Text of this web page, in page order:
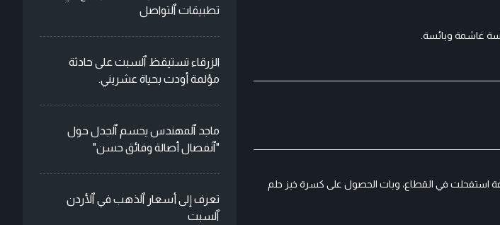
غاشمة وبائسة.
استفحلت في القطاع، وبات الحصول على كسرة خبز حلم
تطبيقات ٱلتواصل
الزرقاء تستيقظ ٱلسبت على حادثة
مؤلمة أودت بحياة عشريني.
ماجد ٱلمهندس يحسم ٱلجدل حول
"ٱنفصال أصالة وفائق حسن"
تعرف إلى أسعار ٱلذهب في ٱلأردن
ٱلسبت